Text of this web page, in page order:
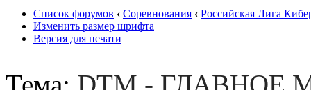
Список форумов ‹ Соревнования ‹ Российская Лига
Изменить размер шрифта
Версия для печати